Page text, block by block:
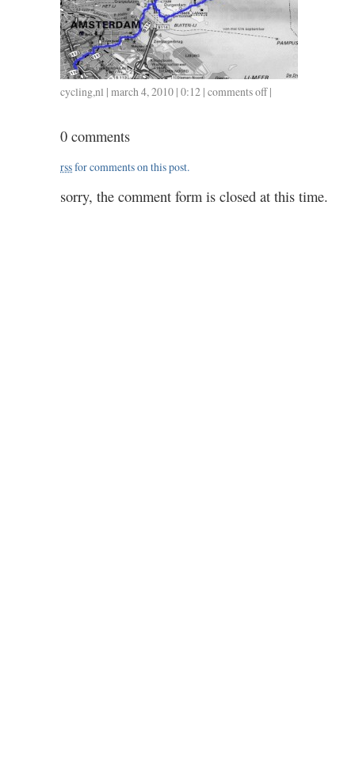
cycling,nl | march 4, 2010 | 0:12 | comments offon
|
0 comments
rssfor comments on this post.
sorry, the comment form is closed at this time.